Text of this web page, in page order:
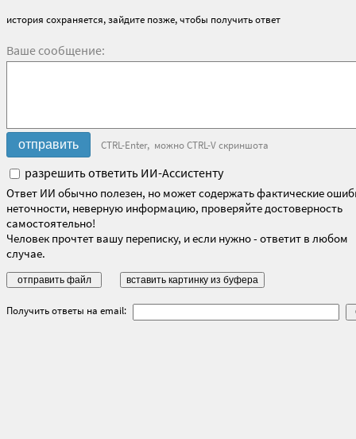
история сохраняется, зайдите позже, чтобы получить ответ
Ваше сообщение:
CTRL-Enter, можно CTRL-V скриншота
разрешить ответить ИИ-Ассистенту
Ответ ИИ обычно полезен, но может содержать фактические
неточности, неверную информацию, проверяйте достоверность
самостоятельно!
Человек прочтет вашу переписку, и если нужно - ответит в любом
случае.
Получить ответы на email: